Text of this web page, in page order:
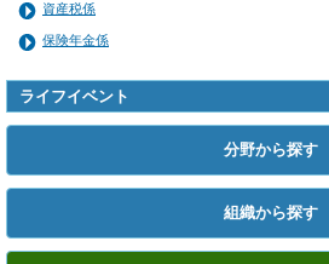
資産税係
保険年金係
ライフイベント
分野から探す
組織から探す